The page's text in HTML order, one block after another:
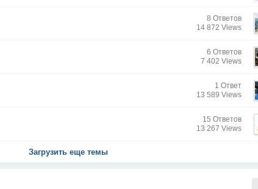
8 Ответов
14 872 Views
6 Ответов
7 402 Views
1 Ответ
13 589 Views
15 Ответов
13 267 Views
Загрузить еще темы